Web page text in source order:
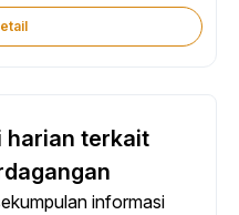
harian terkait
informasi